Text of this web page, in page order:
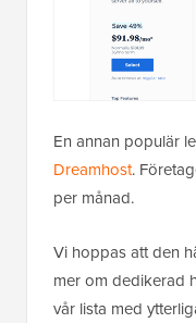
En annan populär
Dreamhost.
per månad.
Vi hoppas att den
mer om dedikerad
vår lista med